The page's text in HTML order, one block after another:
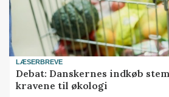
LÆSERBREVE
Debat: Danskernes indkøb
kravene til økologi